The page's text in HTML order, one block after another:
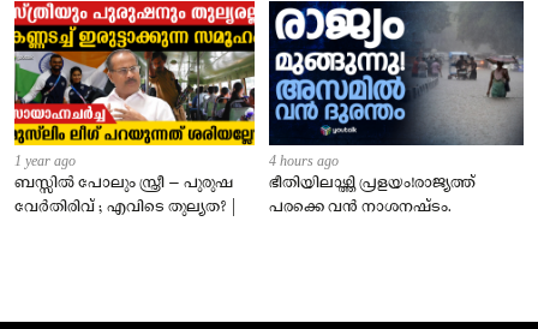
1 year ago
ബസ്സിൽ പോലും സ്ത്രീ – പുരുഷ
വേർതിരിവ് ; എവിടെ തുല്യത? |
4 hours ago
ഭീതിയിലാഴ്ത്തി പ്രളയം!രാജ്യത്ത്
പരക്കെ വൻ നാശനഷ്ടം.